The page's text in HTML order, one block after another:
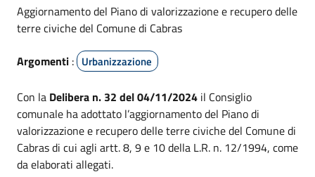
Aggiornamento del Piano di valorizzazione e recupero delle
terre civiche del Comune di Cabras
Argomenti : Urbanizzazione
Con la Delibera n. 32 del 04/11/2024 il Consiglio
comunale ha adottato l’aggiornamento del Piano di
valorizzazione e recupero delle terre civiche del Comune di
Cabras di cui agli artt. 8, 9 e 10 della L.R. n. 12/1994, come
da elaborati allegati.